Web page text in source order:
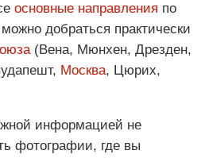
основные направления по
добраться практически
(Вена, Мюнхен, Дрезден,
Москва, Цюрих,
информацией не
фотографии, где вы